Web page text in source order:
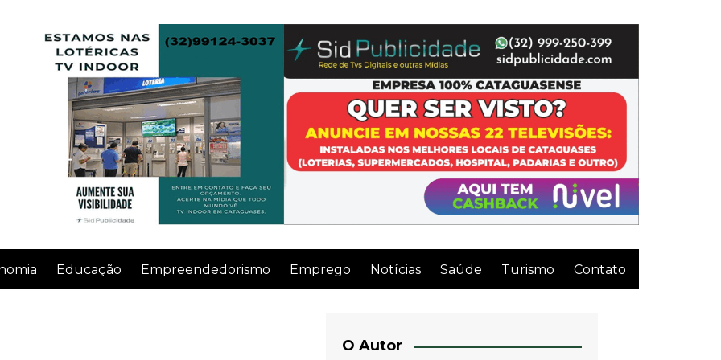
Educação Empreendedorismo Emprego Notícias Saúde Turismo Contato
O Autor